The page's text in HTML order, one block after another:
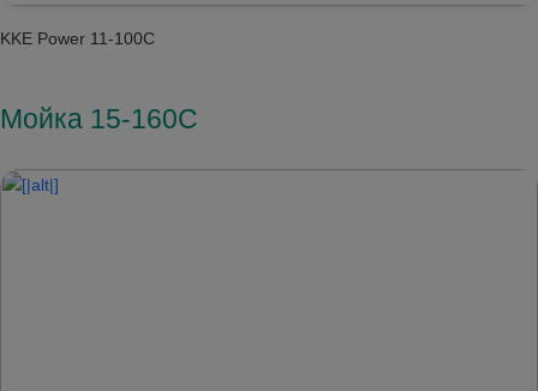
KKE Power 11-100C
Мойка 15-160C